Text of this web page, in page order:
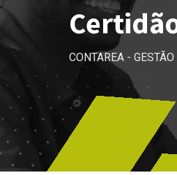
CONTAREA -